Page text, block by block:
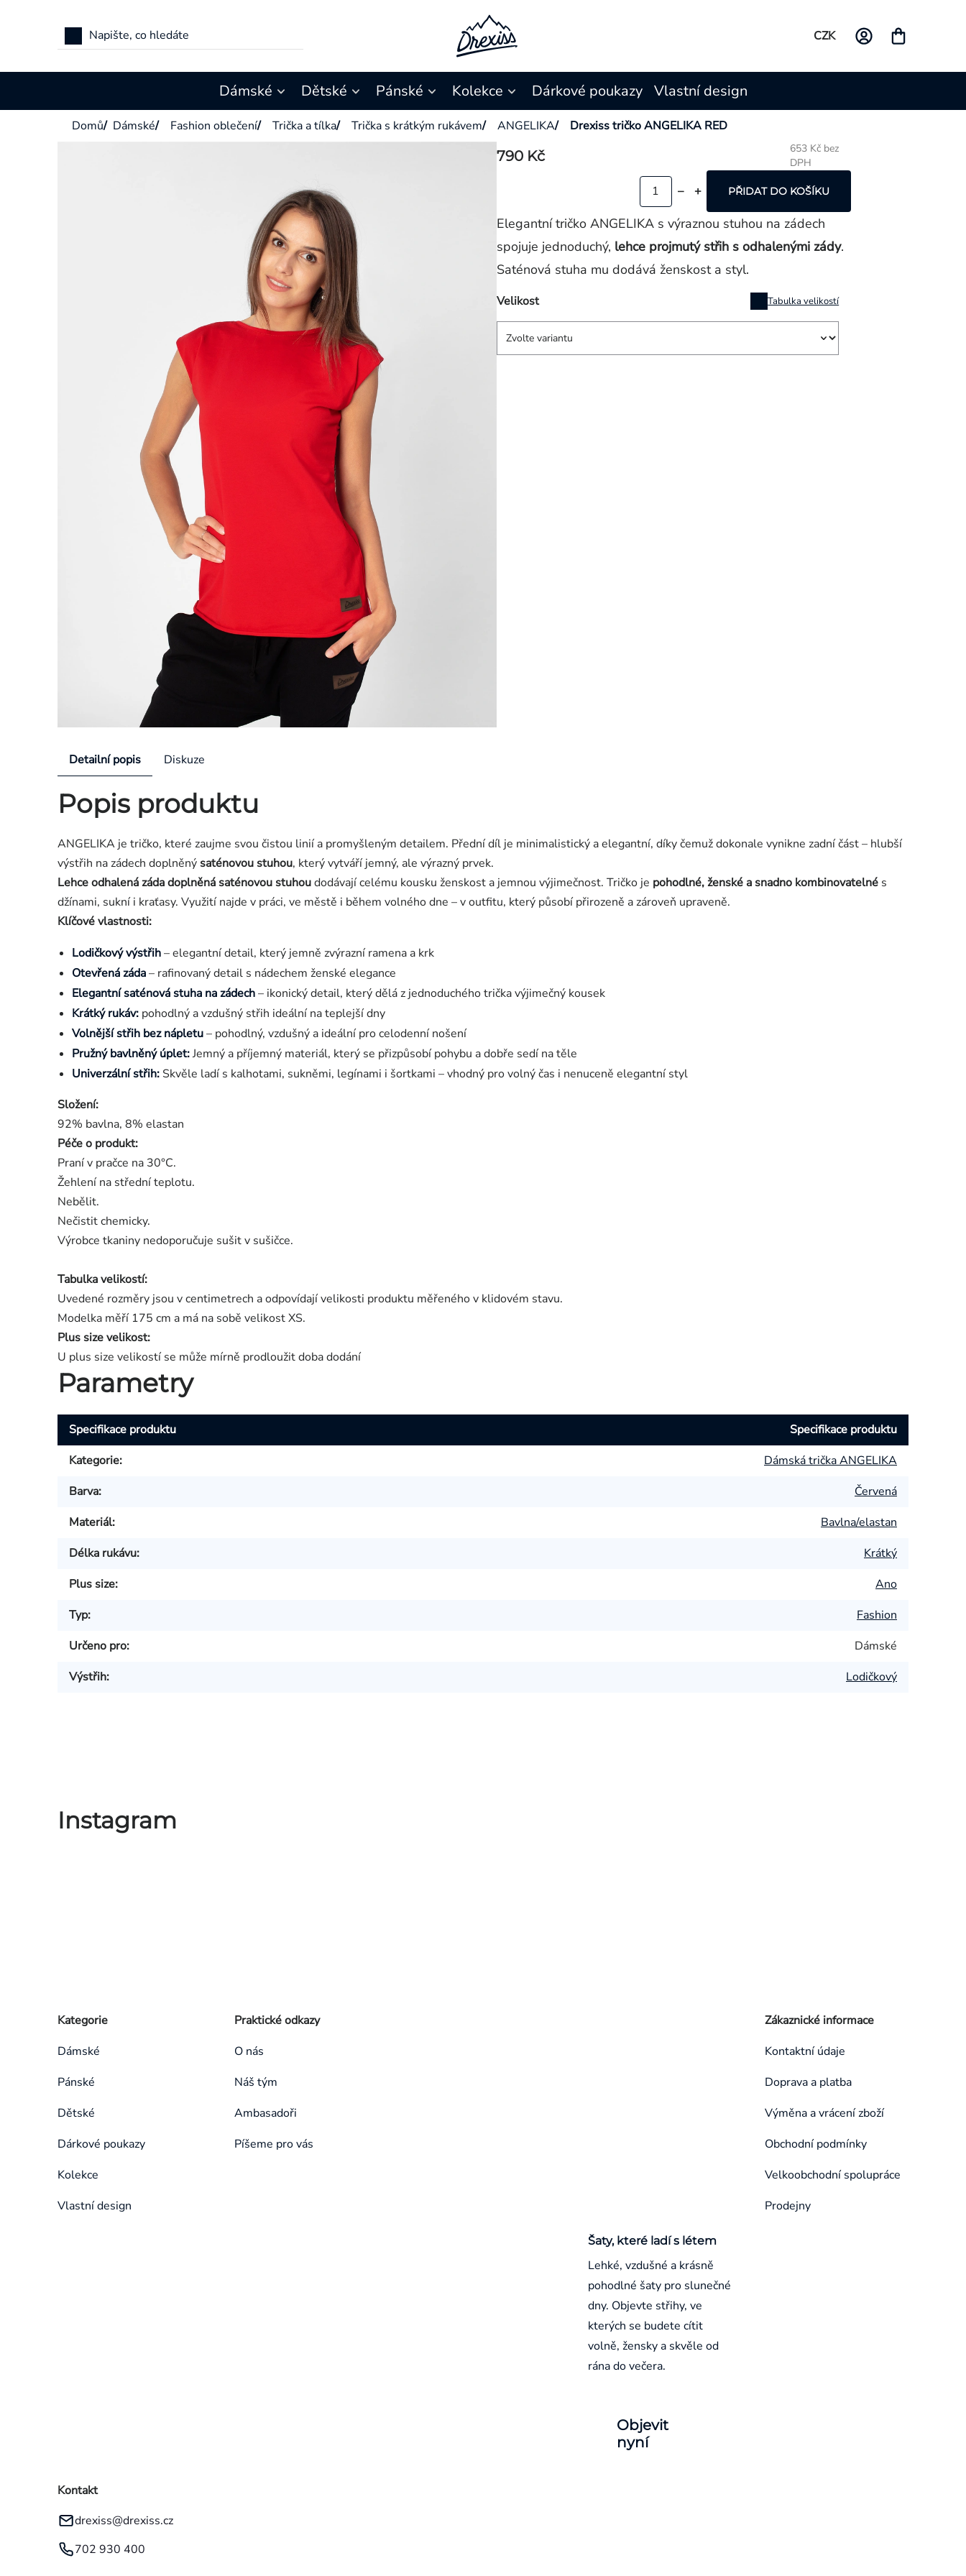
CZK
Dámské Dětské Pánské Kolekce Dárkové poukazy Vlastní design
Domů/ Dámské/ Fashion oblečení/ Trička a tílka/ Trička s krátkým rukávem/ ANGELIKA/ Drexiss tričko ANGELIKA RED
790 Kč
653 Kč bez
DPH
Velikost Tabulka velikostí
PŘIDAT DO KOŠÍKU
Elegantní tričko ANGELIKA s výraznou stuhou na zádech
spojuje jednoduchý, lehce projmutý střih s odhalenými zády.
Saténová stuha mu dodává ženskost a styl.
Detailní popis Diskuze
Popis produktu
ANGELIKA je tričko, které zaujme svou čistou linií a promyšleným detailem. Přední díl je minimalistický a elegantní, díky čemuž dokonale vynikne zadní část – hlubší
výstřih na zádech doplněnýsaténovou stuhou, který vytváří jemný, ale výrazný prvek.
Lehce odhalená záda doplněná saténovou stuhoudodávají celému kousku ženskost a jemnou výjimečnost. Tričko je pohodlné, ženské a snadno kombinovatelné s
džínami, sukní i kraťasy. Využití najde v práci, ve městě i během volného dne – v outfitu, který působí přirozeně a zároveň upraveně.
Klíčové vlastnosti:
Lodičkový výstřih– elegantní detail, který jemně zvýrazní ramena a krk
Otevřená záda– rafinovaný detail s nádechem ženské elegance
Elegantní saténová stuha na zádech– ikonický detail, který dělá z jednoduchého trička výjimečný kousek
Krátký rukáv: pohodlný a vzdušný střih ideální na teplejší dny
Volnější střih bez nápletu– pohodlný, vzdušný a ideální pro celodenní nošení
Pružný bavlněný úplet:Jemný a příjemný materiál, který se přizpůsobí pohybu a dobře sedí na těle
Univerzální střih: Skvěle ladí s kalhotami, sukněmi, legínami i šortkami – vhodný pro volný čas i nenuceně elegantní styl
Složení:
92% bavlna, 8% elastan
Péče o produkt:
Praní v pračce na 30°C.
Žehlení na střední teplotu.
Nebělit.
Nečistit chemicky.
Výrobce tkaniny nedoporučuje sušit v sušičce.
Tabulka velikostí:
Uvedené rozměry jsou v centimetrech a odpovídají velikosti produktu měřeného v klidovém stavu.
Modelka měří 175 cm a má na sobě velikost XS.
Plus size velikost:
U plus size velikostí se může mírně prodloužit doba dodání
Parametry
Specifikace produktu
Specifikace produktu
Kategorie:
Dámská trička ANGELIKA
Barva:
Červená
Materiál:
Bavlna/elastan
Délka rukávu:
Krátký
Plus size:
Ano
Typ:
Fashion
Určeno pro:
Dámské
Výstřih: Lodičkový
Instagram
kategorie
Kategorie
Dámské
Pánské
Dětské
Dárkové poukazy
Kolekce
Vlastní design
Praktické odkazy
O nás
Náš tým
Ambasadoři
Píšeme pro vás
Šaty, které ladí s létem
Lehké, vzdušné a krásně
pohodlné šaty pro slunečné
dny. Objevte střihy, ve
kterých se budete cítit
volně, žensky a skvěle od
rána do večera.
Objevit
nyní
Zákaznické informace
Kontaktní údaje
Doprava a platba
Výměna a vrácení zboží
Obchodní podmínky
Velkoobchodní spolupráce
Prodejny
Kontakt
drexiss@drexiss.cz
702 930 400